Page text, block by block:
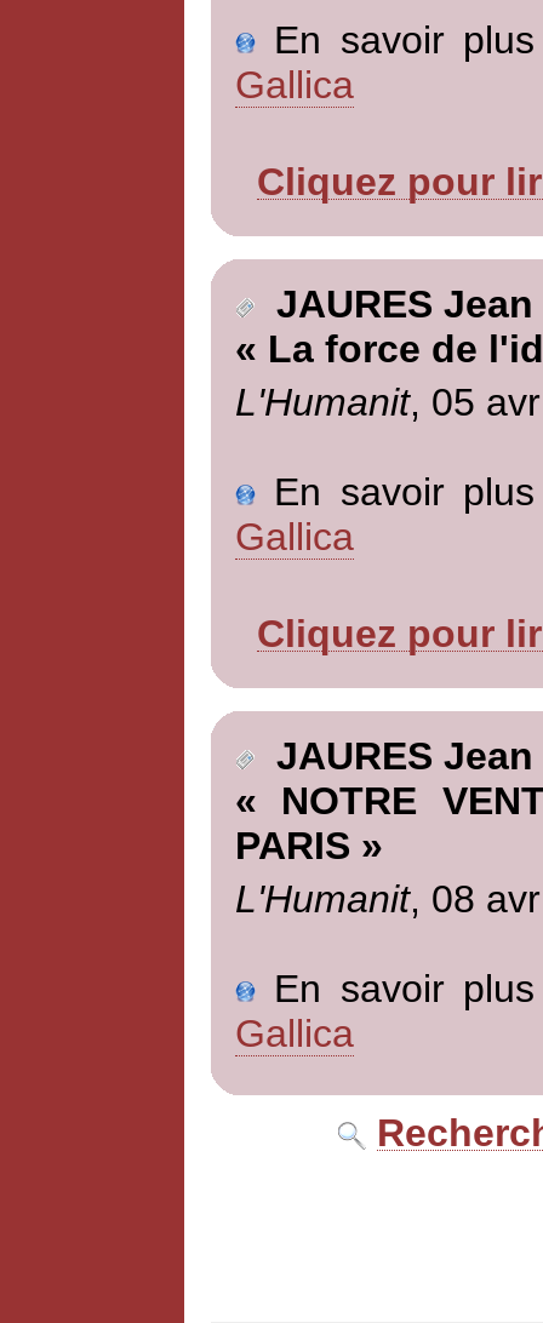
En savoir
Gallica
Cliquez pour
JAURES Jean
« La force de
L'Humanit, 05
En savoir
Gallica
Cliquez pour
JAURES Jean
« NOTRE
PARIS »
L'Humanit, 08
En savoir
Gallica